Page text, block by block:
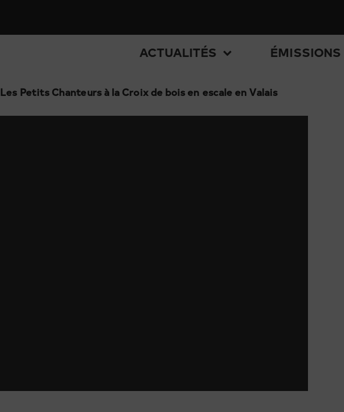
ACTUALITÉS ÉMISSIONS
Les Petits Chanteurs à la Croix de bois en escale en Valais